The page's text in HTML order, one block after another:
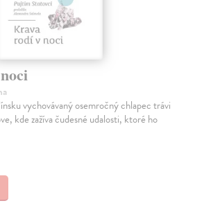
vychovávaný osemročný chlapec trávi
kde zažíva čudesné udalosti, ktoré ho